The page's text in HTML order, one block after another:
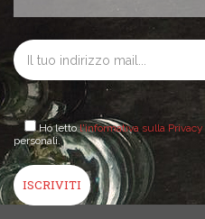
Ho lettol'informativa sulla Privacy
personali.